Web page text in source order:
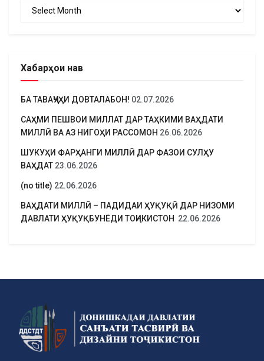
Хабарҳои нав
БА ТАВАҶҶУҲИ ДОВТАЛАБОН! 02.07.2026
САҲМИ ПЕШВОИ МИЛЛАТ ДАР ТАҲКИМИ ВАҲДАТИ
МИЛЛӢ ВА АЗ НИГОҲИ РАССОМОН 26.06.2026
ШУКУҲИ ФАРҲАНГИ МИЛЛӢ ДАР ФАЗОИ СУЛҲУ
ВАҲДАТ 23.06.2026
(no title) 22.06.2026
ВАҲДАТИ МИЛЛӢ – ПАДИДАИ ҲУҚУҚӢ ДАР НИЗОМИ
ДАВЛАТИ ҲУҚУҚБУНЁДИ ТОҶИКИСТОН 22.06.2026